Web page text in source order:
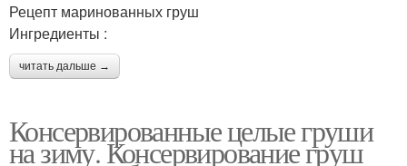
Рецепт маринованных груш
Ингредиенты :
читать дальше →
Консервированные целые груши
на зиму. Консервирование груш